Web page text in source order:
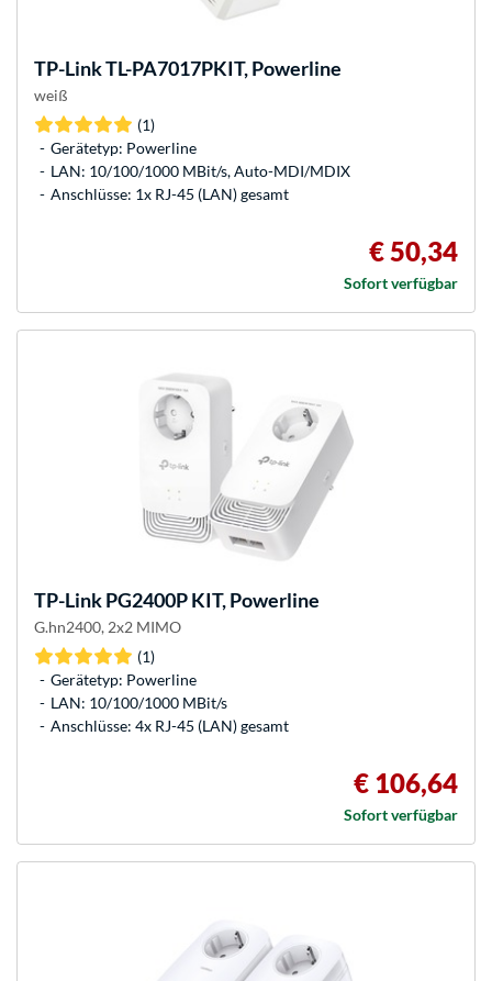
TP-LinkTL-PA7017PKIT, Powerline
weiß
(1)
Gerätetyp: Powerline
LAN: 10/100/1000 MBit/s, Auto-MDI/MDIX
Anschlüsse: 1x RJ-45 (LAN) gesamt
€ 50,34
Sofort verfügbar
TP-LinkPG2400P KIT, Powerline
G.hn2400, 2x2 MIMO
(1)
Gerätetyp: Powerline
LAN: 10/100/1000 MBit/s
Anschlüsse: 4x RJ-45 (LAN) gesamt
€ 106,64
Sofort verfügbar